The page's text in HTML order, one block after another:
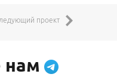
проект
нам